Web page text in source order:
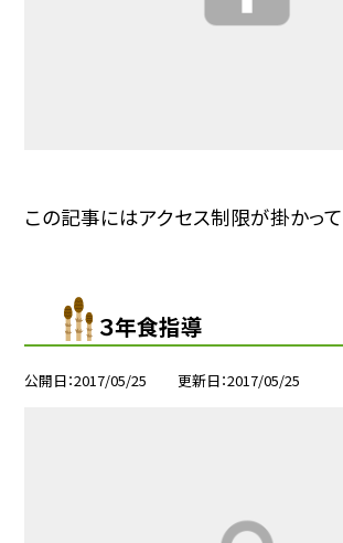
この記事にはアクセス制限が掛かっ
３年食指導
公開日 2017/05/25 更新日 2017/05/25